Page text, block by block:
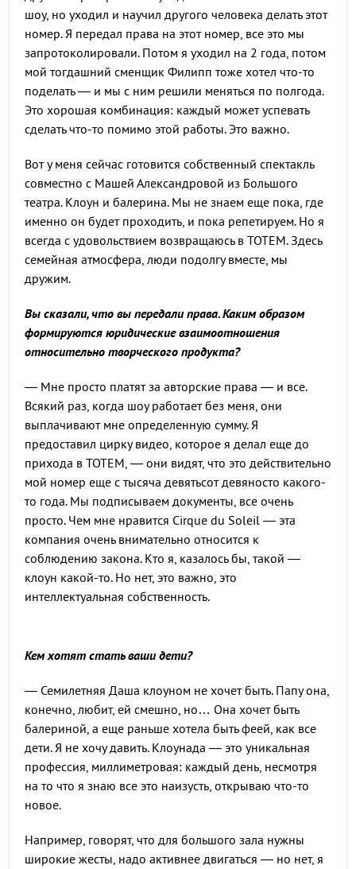
шоу, но уходил и научил другого человека делать этот
номер. Я передал права на этот номер, все это мы
запротоколировали. Потом я уходил на 2 года, потом
мой тогдашний сменщик Филипп тоже хотел что-то
поделать — и мы с ним решили меняться по полгода.
Это хорошая комбинация: каждый может успевать
сделать что-то помимо этой работы. Это важно.
Вот у меня сейчас готовится собственный спектакль
совместно с Машей Александровой из Большого
театра. Клоун и балерина. Мы не знаем еще пока, где
именно он будет проходить, и пока репетируем. Но я
всегда с удовольствием возвращаюсь в TOTEM. Здесь
семейная атмосфера, люди подолгу вместе, мы
дружим.
Вы сказали, что вы передали права. Каким образом
формируются юридические взаимоотношения
относительно творческого продукта?
— Мне просто платят за авторские права — и все.
Всякий раз, когда шоу работает без меня, они
выплачивают мне определенную сумму. Я
предоставил цирку видео, которое я делал еще до
прихода в TOTEM, — они видят, что это действительно
мой номер еще с тысяча девятьсот девяносто какого-
то года. Мы подписываем документы, все очень
просто. Чем мне нравится Cirque du Soleil — эта
компания очень внимательно относится к
соблюдению закона. Кто я, казалось бы, такой —
клоун какой-то. Но нет, это важно, это
интеллектуальная собственность.
Кем хотят стать ваши дети?
— Семилетняя Даша клоуном не хочет быть. Папу она,
конечно, любит, ей смешно, но… Она хочет быть
балериной, а еще раньше хотела быть феей, как все
дети. Я не хочу давить. Клоунада — это уникальная
профессия, миллиметровая: каждый день, несмотря
на то что я знаю все это наизусть, открываю что-то
новое.
Например, говорят, что для большого зала нужны
широкие жесты, надо активнее двигаться — но нет, я